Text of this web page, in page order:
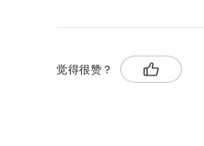
觉得很赞？